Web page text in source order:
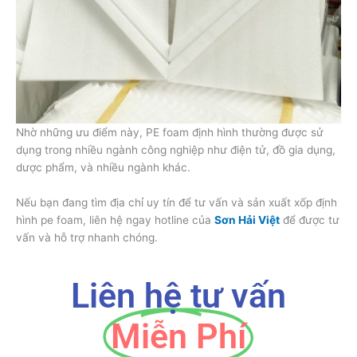
Nhờ những ưu điểm này, PE foam định hình thường được sử
dụng trong nhiều ngành công nghiệp như điện tử, đồ gia dụng,
dược phẩm, và nhiều ngành khác.
Nếu bạn đang tìm địa chỉ uy tín để tư vấn và sản xuất xốp định
hình pe foam, liên hệ ngay hotline của Sơn Hải Việt để được tư
vấn và hỗ trợ nhanh chóng.
Liên hệ tư vấn
Miễn Phí